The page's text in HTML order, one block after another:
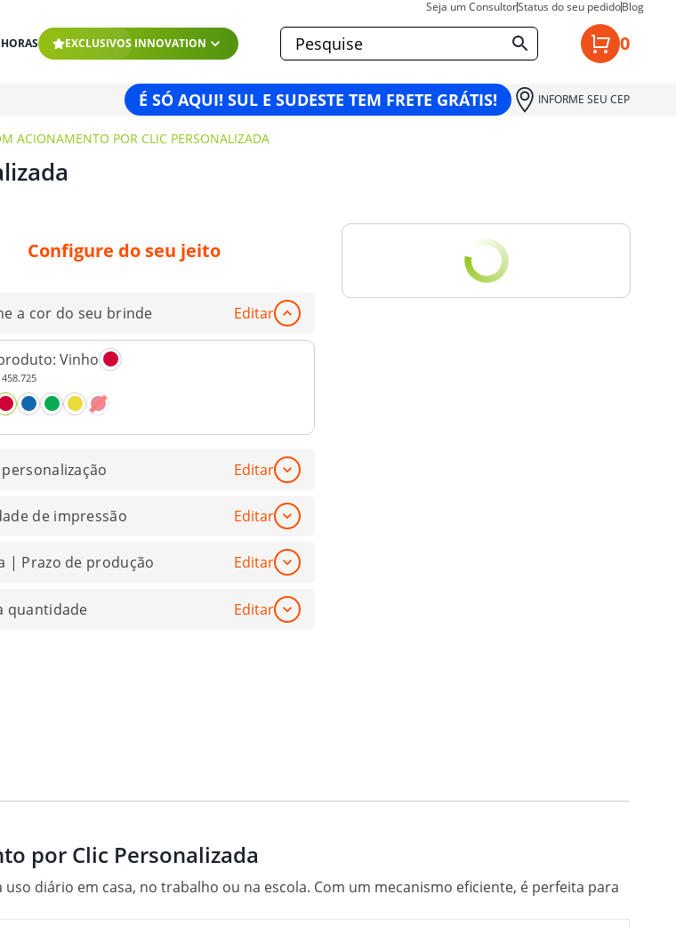
Seja um ConsultorStatus do seu pedidoBlog
EXCLUSIVOS INNOVATION 0
É SÓ AQUI! SUL E SUDESTE TEM FRETE GRÁTIS! INFORME SEU CEP
ACIONAMENTO POR CLIC PERSONALIZADA
Configure do seu jeito
a cor do seu brinde Editar
Vinho
458.725
Editar
de impressão Editar
| Prazo de produção Editar
quantidade Editar
por Clic Personalizada
diário em casa, no trabalho ou na escola. Com um mecanismo eficiente, é perfeita para